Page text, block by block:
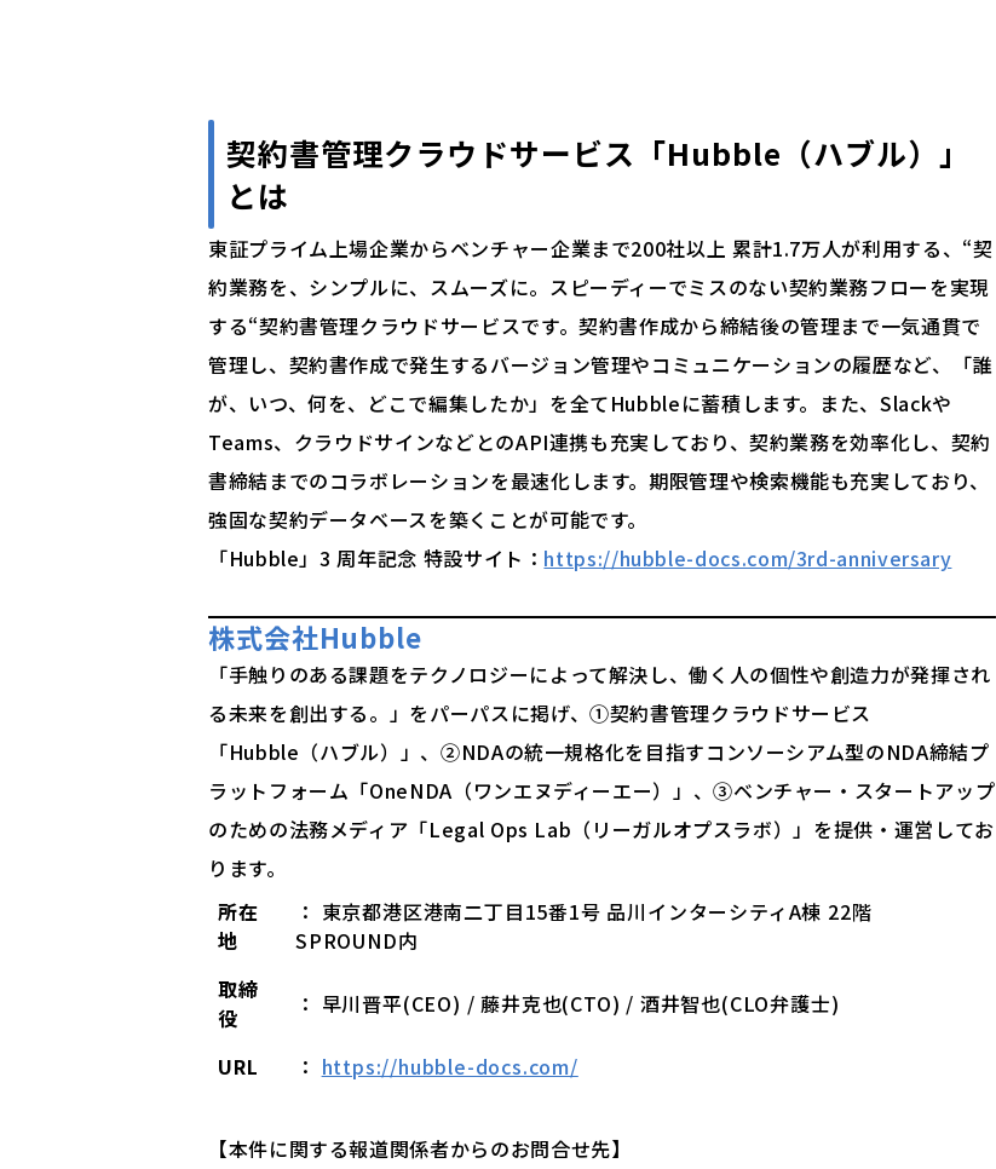
契約書管理クラウドサービス「Hubble（ハブル）」
とは
東証プライム上場企業からベンチャー企業まで200社以上 累計1.7万人が利用する、“契
約業務を、シンプルに、スムーズに。スピーディーでミスのない契約業務フローを実現
する“契約書管理クラウドサービスです。契約書作成から締結後の管理まで一気通貫で
管理し、契約書作成で発生するバージョン管理やコミュニケーションの履歴など、「誰
が、いつ、何を、どこで編集したか」を全てHubbleに蓄積します。また、Slackや
Teams、クラウドサインなどとのAPI連携も充実しており、契約業務を効率化し、契約
書締結までのコラボレーションを最速化します。期限管理や検索機能も充実しており、
強固な契約データベースを築くことが可能です。
「Hubble」3 周年記念 特設サイト： https://hubble-docs.com/3rd-anniversary
株式会社Hubble
「手触りのある課題をテクノロジーによって解決し、働く人の個性や創造力が発揮され
る未来を創出する。」をパーパスに掲げ、①契約書管理クラウドサービス
「Hubble（ハブル）」、②NDAの統一規格化を目指すコンソーシアム型のNDA締結プ
ラットフォーム「OneNDA（ワンエヌディーエー）」、③ベンチャー・スタートアップ
のための法務メディア「Legal Ops Lab（リーガルオプスラボ）」を提供・運営してお
ります。
所在
地
： 東京都港区港南二丁目15番1号 品川インターシティA棟 22階
SPROUND内
取締
役
： 早川晋平(CEO) / 藤井克也(CTO) / 酒井智也(CLO弁護士)
URL ： https://hubble-docs.com/
【本件に関する報道関係者からのお問合せ先】